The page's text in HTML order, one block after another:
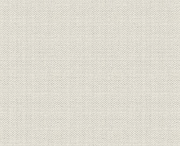
第三節 北海道セメント株式会社の合併
第三章 株式改組後第一次増産時代
第一節 川崎工場の新設及増設
第二節 台湾工場の新設
第三節 門司工場の増設と二百呎回転窯
第四節 北海道工場の増設